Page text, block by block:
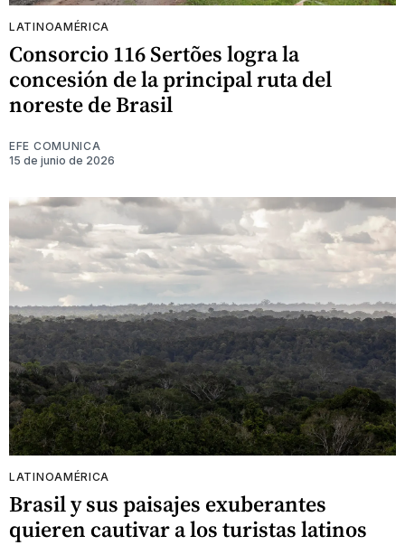
LATINOAMÉRICA
Consorcio 116 Sertões logra la
concesión de la principal ruta del
noreste de Brasil
EFE COMUNICA
15 de junio de 2026
LATINOAMÉRICA
Brasil y sus paisajes exuberantes
quieren cautivar a los turistas latinos